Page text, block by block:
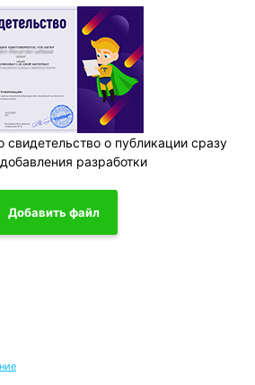
свидетельство о публикации сразу
разработки
Добавить файл